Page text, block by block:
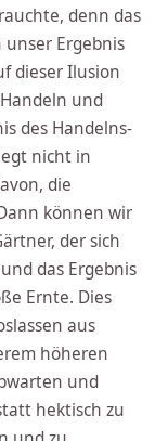
denn das
unser Ergebnis
dieser Ilusion
und
des Handelns-
nicht in
die
können wir
der sich
das Ergebnis
Ernte. Dies
aus
höheren
und
hektisch zu